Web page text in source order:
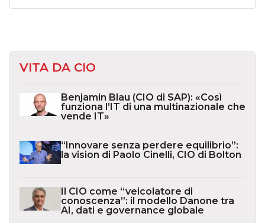
VITA DA CIO
Benjamin Blau (CIO di SAP): «Così
funziona l’IT di una multinazionale che
vende IT»
“Innovare senza perdere equilibrio”:
la vision di Paolo Cinelli, CIO di Bolton
Il CIO come “veicolatore di
conoscenza”: il modello Danone tra
AI, dati e governance globale